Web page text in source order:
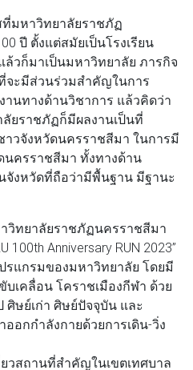
ที่มหาวิทยาลัยราชภัฏ
ปี ตั้งแต่สมัยเป็นโรงเรียน
วก็มาเป็นมหาวิทยาลัย ภารกิจ
ะมีส่วนร่วมสําคัญในการ
นทางด้านวิชาการ แล้วคิดว่า
ยราชภัฏก็มีผลงานเป็นที่
วจังหวัดนครราชสีมา ในการมี
ครราชสีมา ทั้งทางด้าน
จังหวัดที่ถือว่ามีพื้นฐาน มีฐานะ
วิทยาลัยราชภัฏนครราชสีมา
100th Anniversary RUN 2023”
รแกรมของมหาวิทยาลัย โดยมี
บเคลื่อน โคราชเมืองกีฬา ด้วย
ษย์เก่า ศิษย์ปัจจุบัน และ
อกกำลังกายด้วยการเดิน-วิ่ง
ยวสถานที่สำคัญในเขตเทศบาล